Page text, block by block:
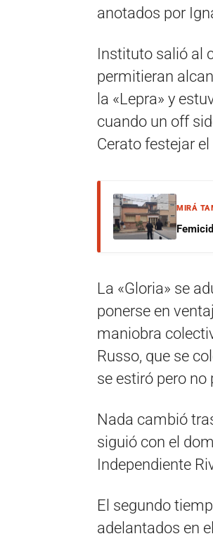
anotados por
Instituto salió al
permitieran
la «Lepra» y
cuando un off
Cerato festejar
MIRÁ
La «Gloria» se
ponerse en
maniobra
Russo, que se
se estiró pero no
Nada cambió
siguió con el
Independiente
El segundo
adelantados en